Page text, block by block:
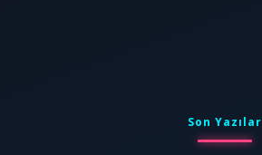
SidebarSon Yazılar